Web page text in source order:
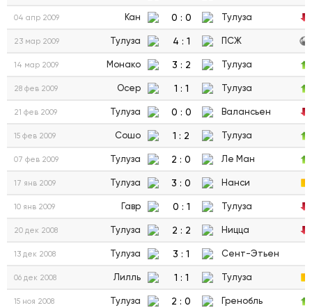
04 апр 2009 Кан 0 : 0 Тулуза
23 мар 2009 Тулуза 4 : 1 ПСЖ
14 мар 2009 Монако 3 : 2 Тулуза
28 фев 2009 Осер 1 : 1 Тулуза
21 фев 2009 Тулуза 0 : 0 Валансьен
15 фев 2009 Сошо 1 : 2 Тулуза
07 фев 2009 Тулуза 2 : 0 Ле Ман
17 янв 2009 Тулуза 3 : 0 Нанси
10 янв 2009 Гавр 0 : 1 Тулуза
20 дек 2008 Тулуза 2 : 2 Ницца
13 дек 2008 Тулуза 3 : 1 Сент-Этьен
06 дек 2008 Лилль 1 : 1 Тулуза
15 ноя 2008 Тулуза 2 : 0 Гренобль